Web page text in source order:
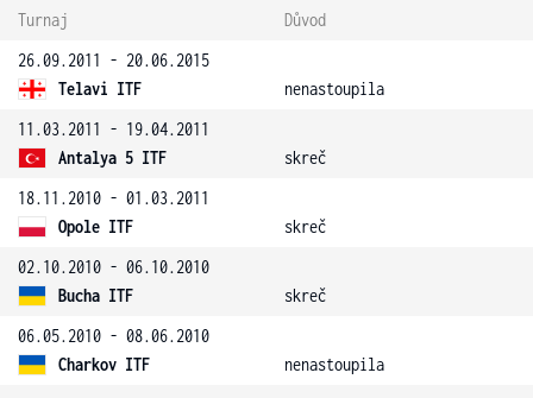
Turnaj
Důvod
26.09.2011 - 20.06.2015
Telavi ITF
nenastoupila
11.03.2011 - 19.04.2011
Antalya 5 ITF
skreč
18.11.2010 - 01.03.2011
Opole ITF
skreč
02.10.2010 - 06.10.2010
Bucha ITF
skreč
06.05.2010 - 08.06.2010
Charkov ITF
nenastoupila